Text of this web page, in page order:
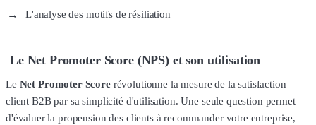
L'analyse des motifs de résiliation
Le Net Promoter Score (NPS) et son utilisation
Le Net Promoter Scorerévolutionne la mesure de la satisfaction
client B2B par sa simplicité d'utilisation. Une seule question permet
d'évaluer la propension des clients à recommander votre entreprise,